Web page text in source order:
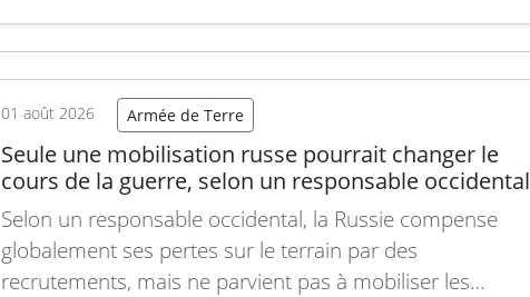
01 août 2026 Armée de Terre
Seule une mobilisation russe pourrait changer le
cours de la guerre, selon un responsable occidental
Selon un responsable occidental, la Russie compense
globalement ses pertes sur le terrain par des
recrutements, mais ne parvient pas à mobiliser les